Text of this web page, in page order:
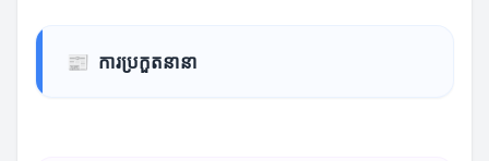
📰 ការប្រកួតនានា